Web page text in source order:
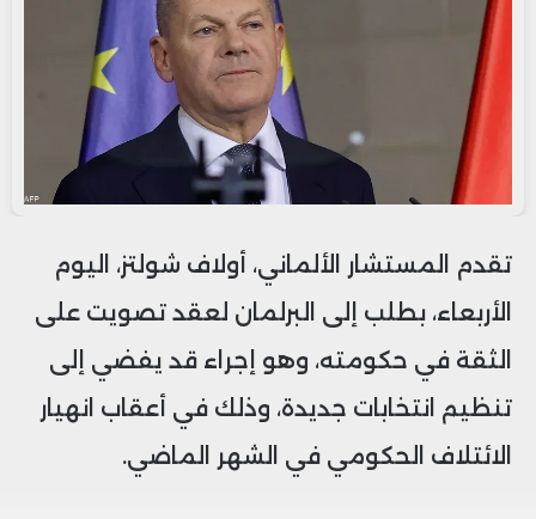
تقدم المستشار الألماني، أولاف شولتز، اليوم
الأربعاء، بطلب إلى البرلمان لعقد تصويت على
الثقة في حكومته، وهو إجراء قد يفضي إلى
تنظيم انتخابات جديدة، وذلك في أعقاب انهيار
الائتلاف الحكومي في الشهر الماضي.